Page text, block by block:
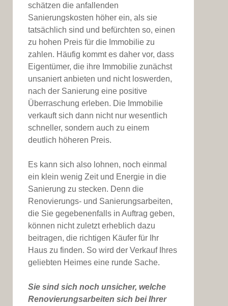
schätzen die anfallenden
Sanierungskosten höher ein, als sie
tatsächlich sind und befürchten so, einen
zu hohen Preis für die Immobilie zu
zahlen. Häufig kommt es daher vor, dass
Eigentümer, die ihre Immobilie zunächst
unsaniert anbieten und nicht loswerden,
nach der Sanierung eine positive
Überraschung erleben. Die Immobilie
verkauft sich dann nicht nur wesentlich
schneller, sondern auch zu einem
deutlich höheren Preis.
Es kann sich also lohnen, noch einmal
ein klein wenig Zeit und Energie in die
Sanierung zu stecken. Denn die
Renovierungs- und Sanierungsarbeiten,
die Sie gegebenenfalls in Auftrag geben,
können nicht zuletzt erheblich dazu
beitragen, die richtigen Käufer für Ihr
Haus zu finden. So wird der Verkauf Ihres
geliebten Heimes eine runde Sache.
Sie sind sich noch unsicher, welche
Renovierungsarbeiten sich bei Ihrer